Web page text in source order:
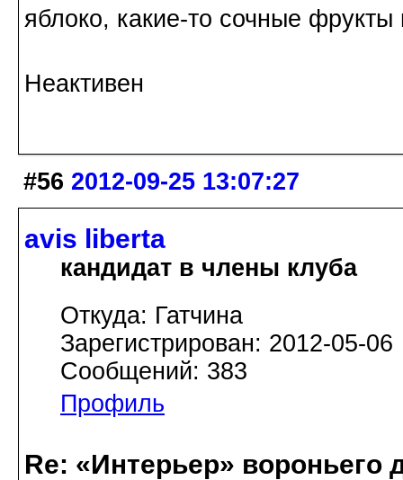
яблоко, какие-то сочные
Неактивен
#56 2012-09-25 13:07:27
avis libertа
кандидат в члены клуба
Откуда: Гатчина
Зарегистрирован: 2012-05-06
Сообщений: 383
Профиль
Re: «Интерьер» вороньего